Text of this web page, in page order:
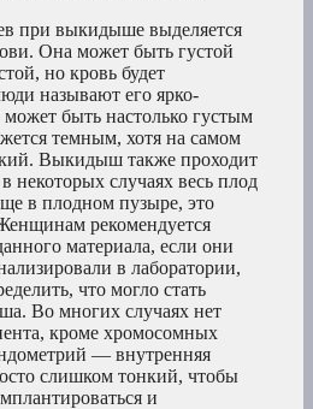
при выкидыше выделяется
Она может быть густой
но кровь будет
называют его ярко-
быть настолько густым
темным, хотя на самом
Выкидыш также проходит
некоторых случаях весь плод
в плодном пузыре, это
рекомендуется
материала, если они
в лаборатории,
что могло стать
Во многих случаях нет
кроме хромосомных
— внутренняя
слишком тонкий, чтобы
и